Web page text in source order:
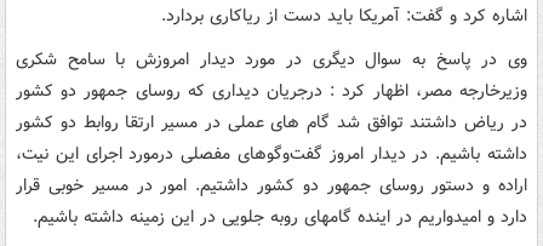
اشاره کرد و گفت: آمریکا باید دست از ریاکاری بردارد.
وی در پاسخ به سوال دیگری در مورد دیدار امروزش با سامح شکری
وزیرخارجه مصر، اظهار کرد : درجریان دیداری که روسای جمهور دو کشور
در ریاض داشتند توافق شد گام های عملی در مسیر ارتقا روابط دو کشور
داشته باشیم. در دیدار امروز گفت‌وگوهای مفصلی درمورد اجرای این نیت،
اراده و دستور روسای جمهور دو کشور داشتیم. امور در مسیر خوبی قرار
دارد و امیدواریم در اینده گامهای روبه جلویی در این زمینه داشته باشیم.